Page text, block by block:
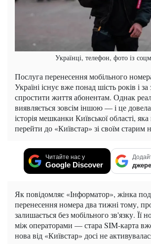
Українці, телефон, фото із
Послуга перенесення мобільного
Україні існує вже понад шість років і
спростити життя абонентам. Однак
виявляється зовсім іншою — і це
історія мешканки Київської області,
перейти до «Київстар» зі своїм старим
Читайте нас у
Google Discover
Як повідомляє «Інформатор», жінка
перенесення номера два тижні тому,
залишається без мобільного зв'язку. Її
між операторами — стара SIM-карта
нова від «Київстар» досі не